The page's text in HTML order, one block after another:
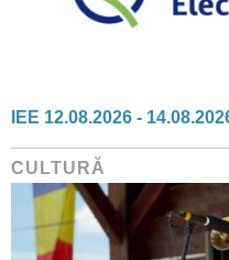
IEE 12.08.2026 -
CULTURĂ